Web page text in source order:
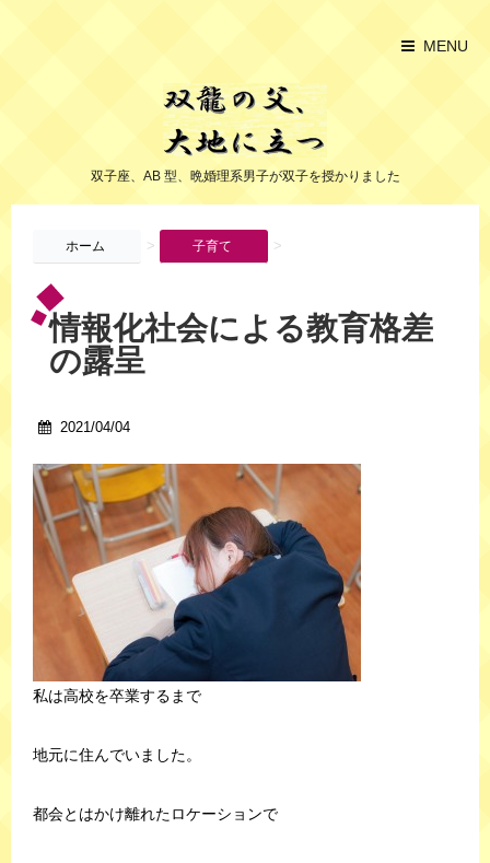
MENU
双子座、AB 型、晩婚理系男子が双子を授かりました
ホーム > 子育て >
情報化社会による教育格差
の露呈
2021/04/04
私は高校を卒業するまで
地元に住んでいました。
都会とはかけ離れたロケーションで